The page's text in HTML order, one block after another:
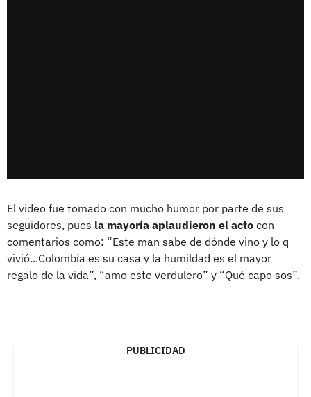
El video fue tomado con mucho humor por parte de sus
seguidores, pues la mayoría aplaudieron el acto con
comentarios como: “Este man sabe de dónde vino y lo q
vivió...Colombia es su casa y la humildad es el mayor
regalo de la vida”, “amo este verdulero” y “Qué capo sos”.
PUBLICIDAD